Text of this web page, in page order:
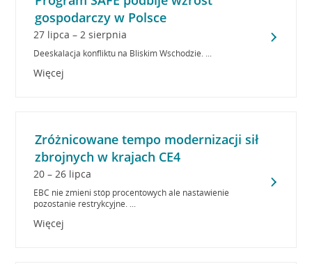
gospodarczy w Polsce
27 lipca – 2 sierpnia
Deeskalacja konfliktu na Bliskim Wschodzie. ...
Więcej
Zróżnicowane tempo modernizacji sił
zbrojnych w krajach CE4
20 – 26 lipca
EBC nie zmieni stóp procentowych ale nastawienie
pozostanie restrykcyjne. ...
Więcej